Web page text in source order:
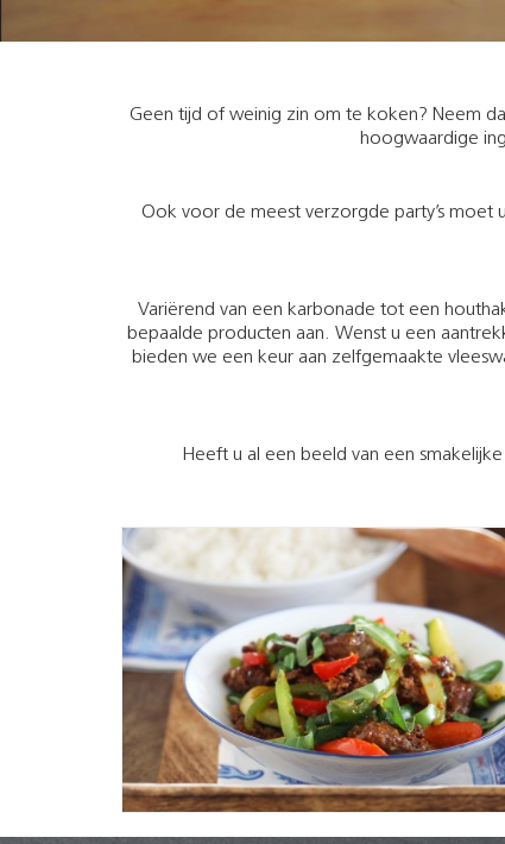
Geen tijd of weinig zin om te koken? Neem
hoogwaardige
Ook voor de meest verzorgde party’s moet
Variërend van een karbonade tot een
bepaalde producten aan. Wenst u een
bieden we een keur aan zelfgemaakte
Heeft u al een beeld van een